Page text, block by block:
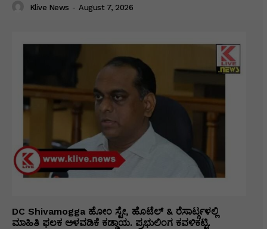
Klive News - August 7, 2026
DC Shivamogga ಹೋಂ ಸ್ಟೇ, ಹೊಟೆಲ್ & ರೆಸಾರ್ಟ್ಗಳಲ್ಲಿ
ಮಾಹಿತಿ ಫಲಕ ಅಳವಡಿಕೆ ಕಡ್ಡಾಯ. ಪ್ರಭುಲಿಂಗ ಕವಳಿಕಟ್ಟಿ.